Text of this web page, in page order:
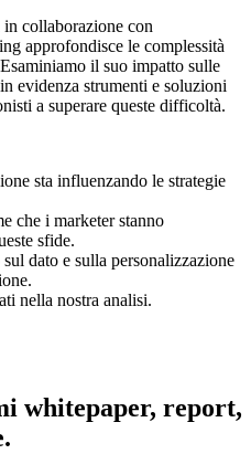
collaborazione con
approfondisce le complessità
il suo impatto sulle
evidenza strumenti e soluzioni
a superare queste difficoltà.
sta influenzando le strategie
che i marketer stanno
sfide.
dato e sulla personalizzazione
nella nostra analisi.
whitepaper, report,